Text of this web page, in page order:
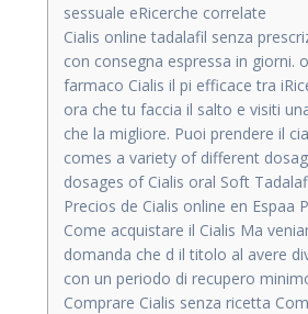
sessuale eRicerche correlate
Cialis online tadalafil senza
con consegna espressa in giorni.
farmaco Cialis il pi efficace tra
ora che tu faccia il salto e visiti
che la migliore. Puoi prendere il
comes a variety of different
dosages of Cialis oral Soft
Precios de Cialis online en Espaa
Come acquistare il Cialis Ma
domanda che d il titolo al avere
con un periodo di recupero
Comprare Cialis senza ricetta